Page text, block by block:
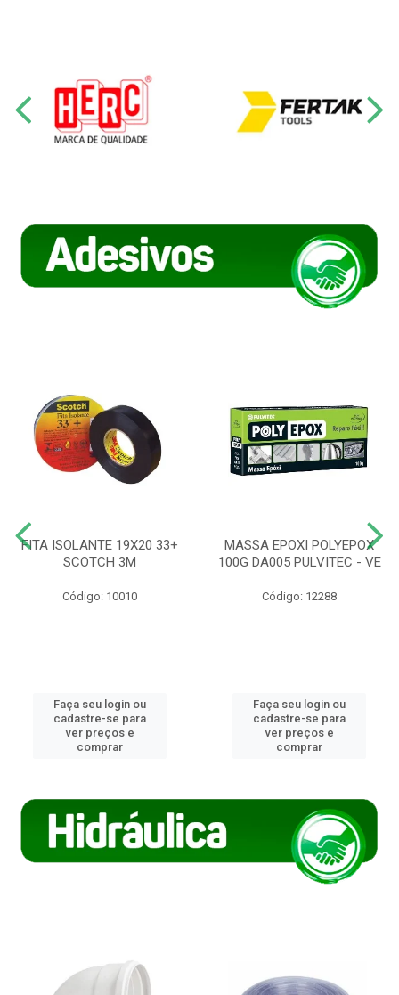
FITA ISOLANTE 19X20 33+
SCOTCH 3M
Código: 10010
Faça seu login ou
cadastre-se para
ver preços e
comprar
MASSA EPOXI POLYEPOX
100G DA005 PULVITEC - VE
Código: 12288
Faça seu login ou
cadastre-se para
ver preços e
comprar